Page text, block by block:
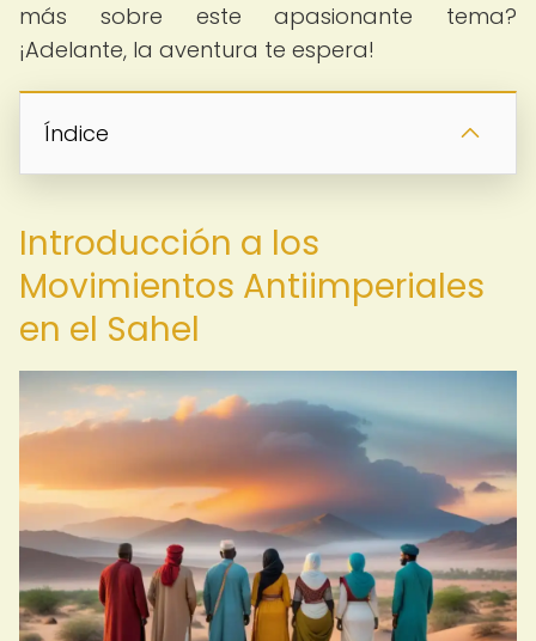
más sobre este apasionante tema?
¡Adelante, la aventura te espera!
Índice
Introducción a los
Movimientos Antiimperiales
en el Sahel